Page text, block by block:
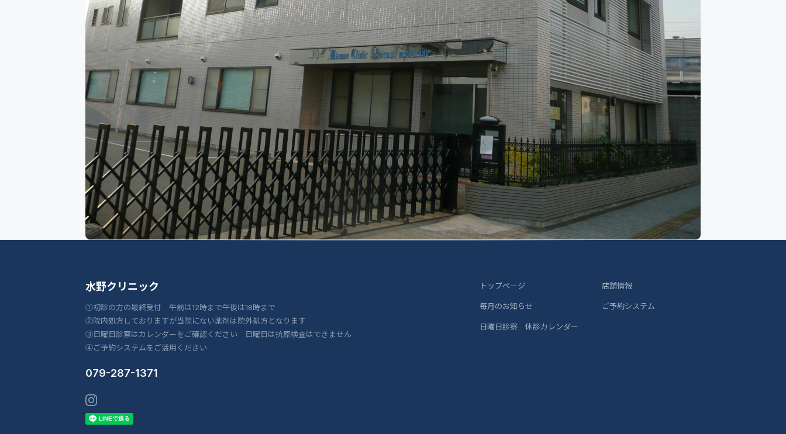
水野クリニック
①初診の方の最終受付 午前は12時まで午後は18時まで
②院内処方しておりますが当院にない薬剤は院外処方となります
③日曜日診察はカレンダーをご確認ください 日曜日は抗原検査はできません
④ご予約システムをご活用ください
079-287-1371
トップページ
毎月のお知らせ
日曜日診察 休診カレンダー
店舗情報
ご予約システム